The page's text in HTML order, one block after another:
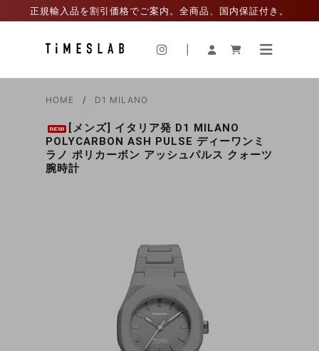
正規輸入品を割引価格でご案内。全商品、国内保証付き。
HOME D1 MILANO
[メンズ] イタリア発 D1 MILANO
POLYCARBON ASH PULSE ディーワンミ
ラノ ポリカーボン アッシュパルス クォーツ
腕時計